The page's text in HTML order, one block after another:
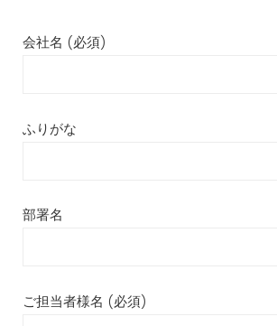
会社名 (必須)
ふりがな
部署名
ご担当者様名 (必須)